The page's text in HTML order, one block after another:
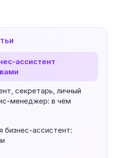
ассистент
секретарь, личный
менеджер: в чём
бизнес-ассистент: